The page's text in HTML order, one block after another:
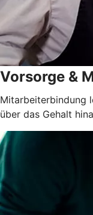
Vorsorge &
Mitarbeiterbindung
über das Gehalt